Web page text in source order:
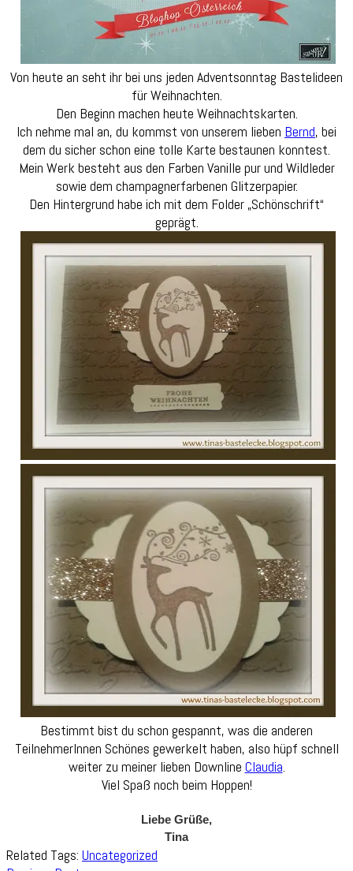
Von heute an seht ihr bei uns jeden Adventsonntag Bastelideen
für Weihnachten.
Den Beginn machen heute Weihnachtskarten.
Ich nehme mal an, du kommst von unserem lieben Bernd, bei
dem du sicher schon eine tolle Karte bestaunen konntest.
Mein Werk besteht aus den Farben Vanille pur und Wildleder
sowie dem champagnerfarbenen Glitzerpapier.
Den Hintergrund habe ich mit dem Folder „Schönschrift“
geprägt.
Bestimmt bist du schon gespannt, was die anderen
TeilnehmerInnen Schönes gewerkelt haben, also hüpf schnell
weiter zu meiner lieben Downline Claudia.
Viel Spaß noch beim Hoppen!
Liebe Grüße,
Tina
Related Tags: Uncategorized